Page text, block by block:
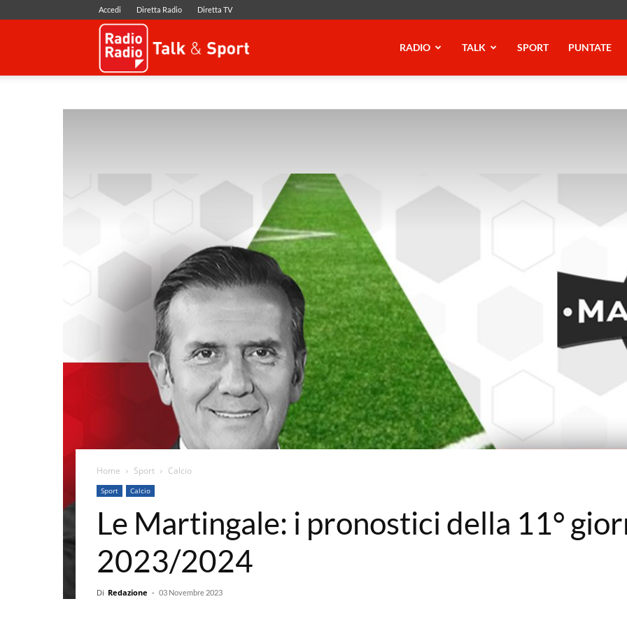
Accedi Diretta Radio Diretta TV
RADIO TALK SPORT PUNTATE
Home Sport Calcio
Sport Calcio
Le Martingale: i pronostici della 11°
2023/2024
Di Redazione - 03 Novembre 2023